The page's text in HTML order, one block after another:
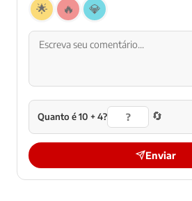
🌟
🔥 💎
Quanto é 10 + 4? 🔄
Enviar